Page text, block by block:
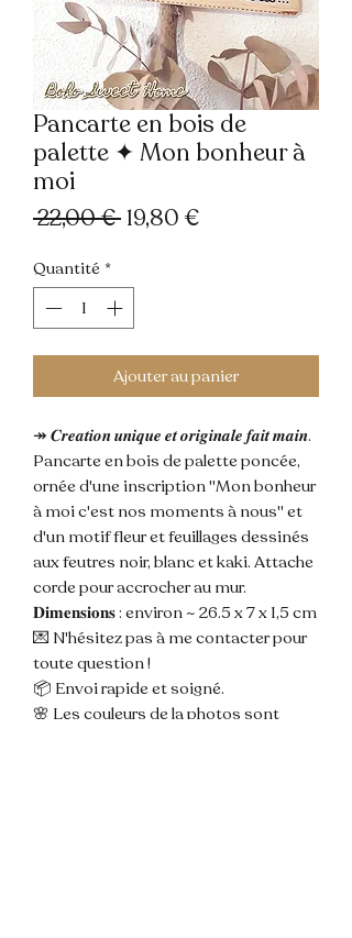
Pancarte en bois de
palette ✦ Mon bonheur à
moi
22,00 € Prix
19,80 €
Quantité *
Ajouter au panier
↠ 𝑪𝒓𝒆𝒂𝒕𝒊𝒐𝒏 𝒖𝒏𝒊𝒒𝒖𝒆 𝒆𝒕 𝒐𝒓𝒊𝒈𝒊𝒏𝒂𝒍𝒆 𝒇𝒂𝒊𝒕 𝒎𝒂𝒊𝒏.
Pancarte en bois de palette poncée,
ornée d'une inscription "Mon bonheur
à moi c'est nos moments à nous" et
d'un motif fleur et feuillages dessinés
aux feutres noir, blanc et kaki. Attache
corde pour accrocher au mur.
𝐃𝐢𝐦𝐞𝐧𝐬𝐢𝐨𝐧𝐬 : environ ~ 26.5 x 7 x 1,5 cm
💌 N'hésitez pas à me contacter pour
toute question !
📦 Envoi rapide et soigné.
🌸 Les couleurs de la photos sont